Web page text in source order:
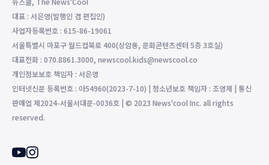
대표 : 서은영(발행인 겸 편집인)
사업자등록번호 : 615-86-19061
서울특별시 마포구 월드컵북로 400(상암동, 문화콘텐츠센터 5층 3호실)
대표전화 : 070.8861.3000, newscool.kids@newscool.co
개인정보보호 책임자 : 서은영
인터넷신문 등록번호 : 아54960(2023-7-10) | 청소년보호 책임자 : 조영제 | 통신
판매업 제2024-서울서대문-0036호 | © 2023 News'cool Inc. all rights
reserved.